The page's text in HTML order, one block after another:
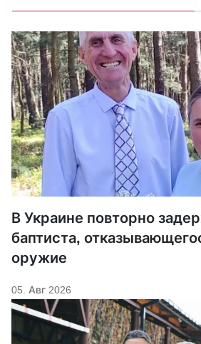
В Украине повторно
баптиста,
оружие
05. Авг 2026